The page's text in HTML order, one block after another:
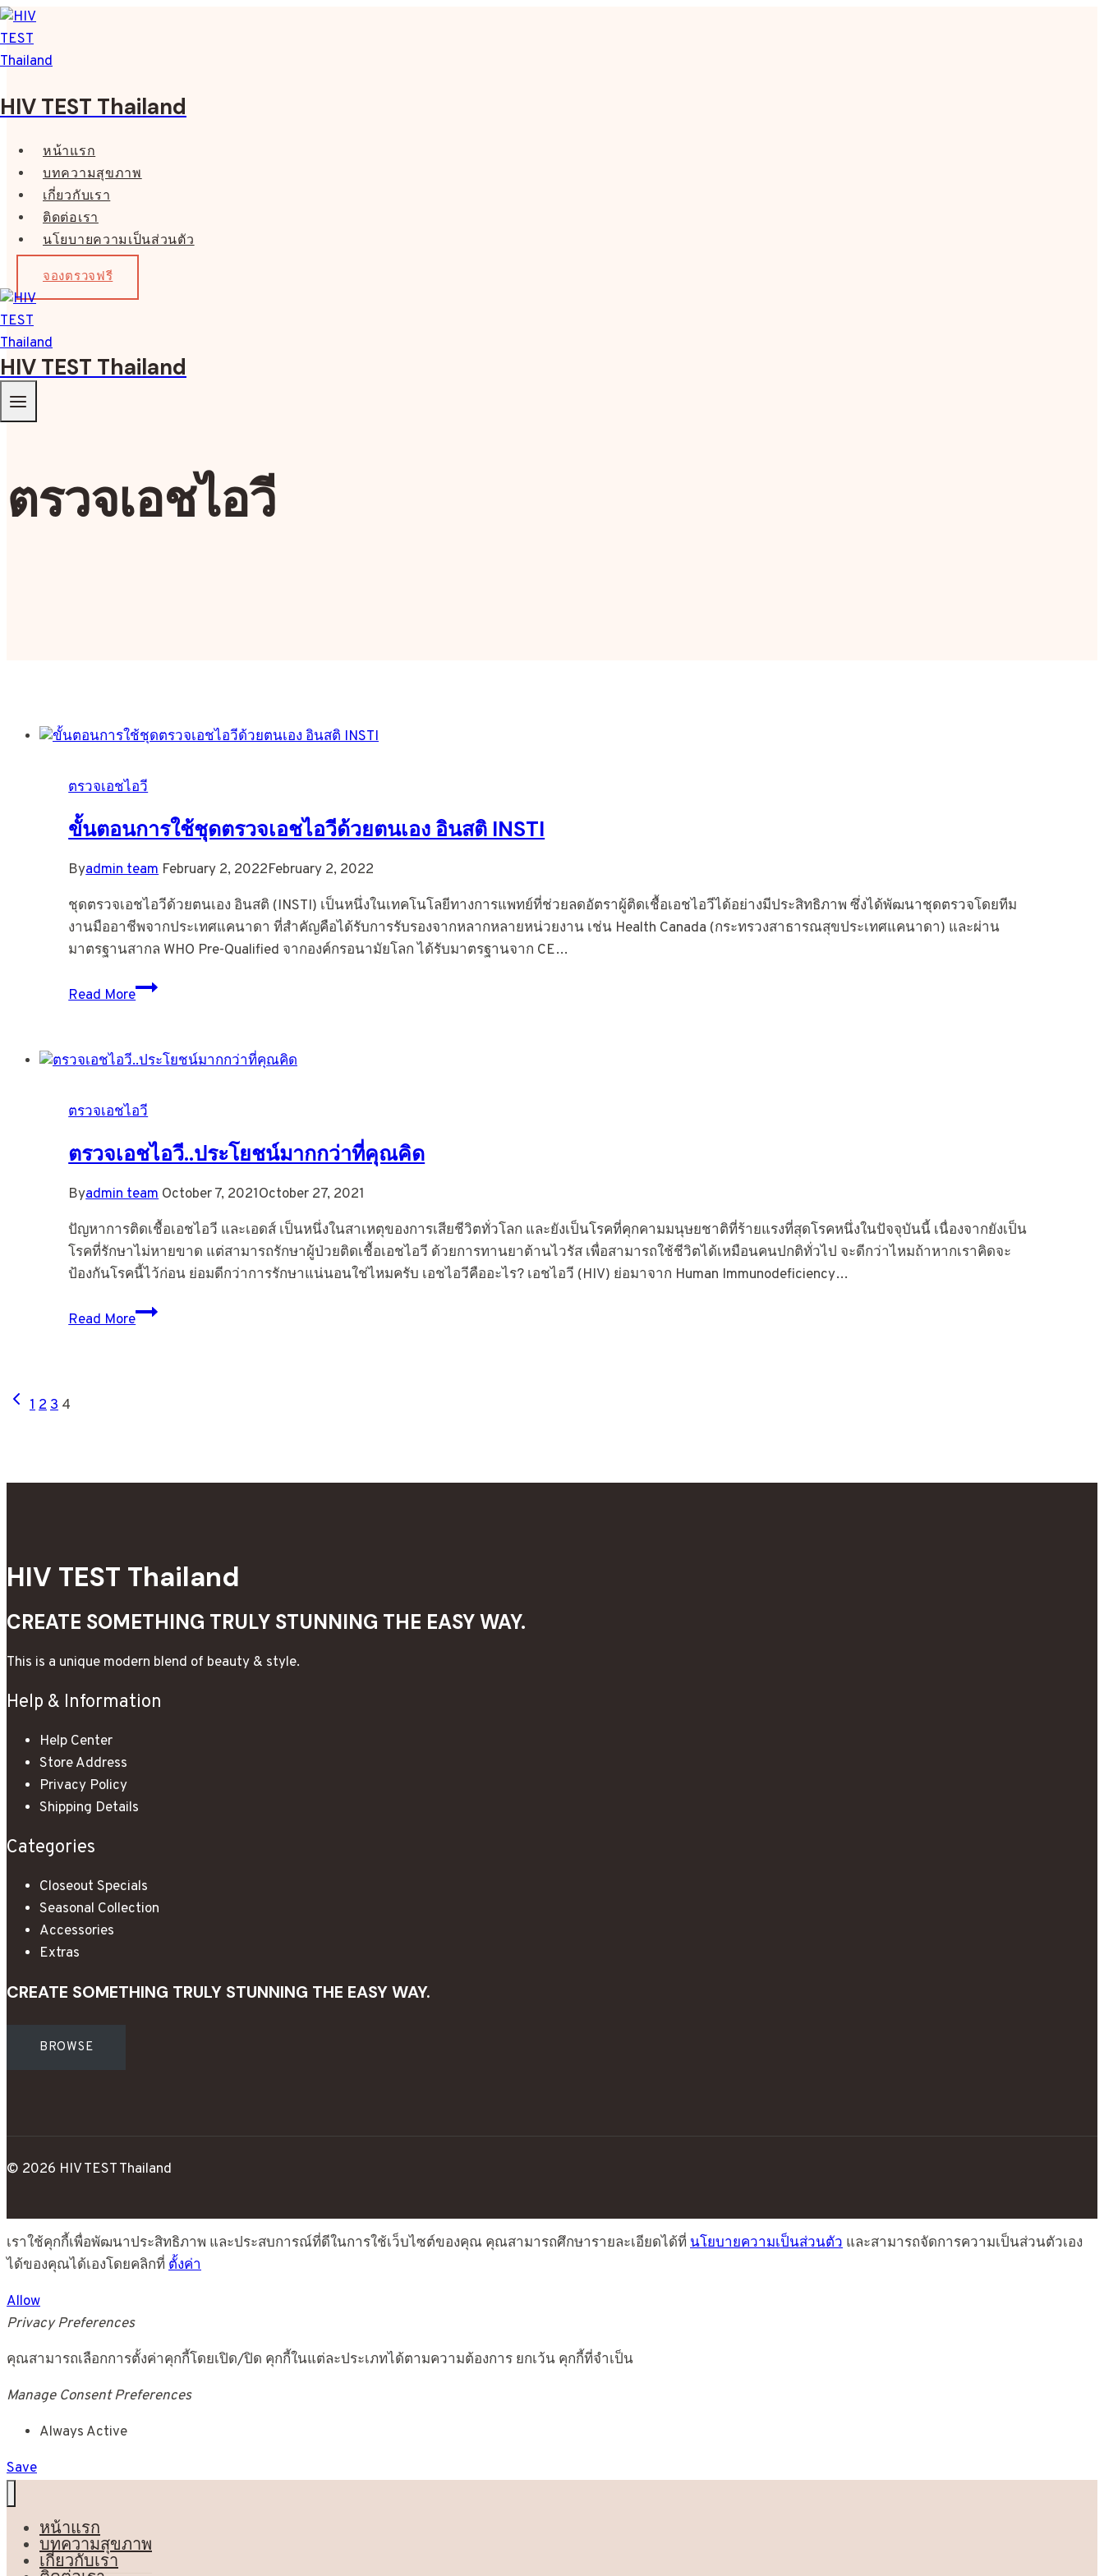
Skip
to
content
HIV TEST Thailand
หน้าแรก
บทความสุขภาพ
เกี่ยวกับเรา
ติดต่อเรา
นโยบายความเป็นส่วนตัว
จองตรวจฟรี
HIV TEST Thailand
ตรวจเอชไอวี
ตรวจเอชไอวี
ขั้นตอนการใช้ชุดตรวจเอชไอวีด้วยตนเอง อินสติ INSTI
Byadmin team February 2, 2022February 2, 2022
ชุดตรวจเอชไอวีด้วยตนเอง อินสติ (INSTI) เป็นหนึ่งในเทคโนโลยีทางการแพทย์ที่ช่วยลดอัตราผู้ติดเชื้อเอชไอวีได้อย่างมีประสิทธิภาพ ซึ่งได้พัฒนาชุดตรวจโดยทีม
งานมืออาชีพจากประเทศแคนาดา ที่สำคัญคือได้รับการรับรองจากหลากหลายหน่วยงาน เช่น Health Canada (กระทรวงสาธารณสุขประเทศแคนาดา) และผ่าน
มาตรฐานสากล WHO Pre-Qualified จากองค์กรอนามัยโลก ได้รับมาตรฐานจาก CE…
Read More
ขั้น
ใช้
เอ
ไอ
วี
ตนเอง
อิน
สติ
ตรวจเอชไอวี
ตรวจเอชไอวี..ประโยชน์มากกว่าที่คุณคิด
Byadmin team October 7, 2021October 27, 2021
ปัญหาการติดเชื้อเอชไอวี และเอดส์ เป็นหนึ่งในสาเหตุของการเสียชีวิตทั่วโลก และยังเป็นโรคที่คุกคามมนุษยชาติที่ร้ายแรงที่สุดโรคหนึ่งในปัจจุบันนี้ เนื่องจากยังเป็น
โรคที่รักษาไม่หายขาด แต่สามารถรักษาผู้ป่วยติดเชื้อเอชไอวี ด้วยการทานยาต้านไวรัส เพื่อสามารถใช้ชีวิตได้เหมือนคนปกติทั่วไป จะดีกว่าไหมถ้าหากเราคิดจะ
ป้องกันโรคนี้ไว้ก่อน ย่อมดีกว่าการรักษาแน่นอนใช่ไหมครับ เอชไอวีคืออะไร? เอชไอวี (HIV) ย่อมาจาก Human Immunodeficiency…
Read More
ตรวจ
Page
Previous
123 4
HIV TEST Thailand
CREATE SOMETHING TRULY STUNNING THE EASY WAY.
This is a unique modern blend of beauty & style.
Help & Information
Help Center
Store Address
Privacy Policy
Shipping Details
Categories
Closeout Specials
Seasonal Collection
Accessories
Extras
CREATE SOMETHING TRULY STUNNING THE EASY WAY.
BROWSE
© 2026 HIV TEST Thailand
เราใช้คุกกี้เพื่อพัฒนาประสิทธิภาพ และประสบการณ์ที่ดีในการใช้เว็บไซต์ของคุณ คุณสามารถศึกษารายละเอียดได้ที่ นโยบายความเป็นส่วนตัว และสามารถจัดการความเป็นส่วนตัวเอง
ได้ของคุณได้เองโดยคลิกที่ ตั้งค่า
Allow
Privacy Preferences
คุณสามารถเลือกการตั้งค่าคุกกี้โดยเปิด/ปิด คุกกี้ในแต่ละประเภทได้ตามความต้องการ ยกเว้น คุกกี้ที่จำเป็น
Manage Consent Preferences
Always Active
Save
หน้าแรก
บทความสุขภาพ
เกี่ยวกับเรา